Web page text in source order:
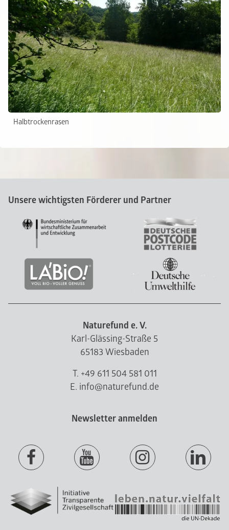
Halbtrockenrasen
Unsere wichtigsten Förderer und Partner
Naturefund e. V.
Karl-Glässing-Straße 5
65183 Wiesbaden
T. +49 611 504 581 011
E. info@naturefund.de
Newsletter anmelden